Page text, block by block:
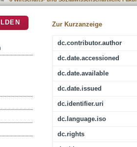
Zur Kurzanzeige
dc.contributor.author
dc.date.accessioned
dc.date.available
dc.date.issued
dc.identifier.uri
dc.language.iso
dc.rights